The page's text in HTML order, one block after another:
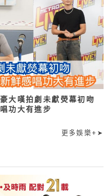
大嘆拍劇未獻熒幕初吻
功大有進步
更多娛樂+➤